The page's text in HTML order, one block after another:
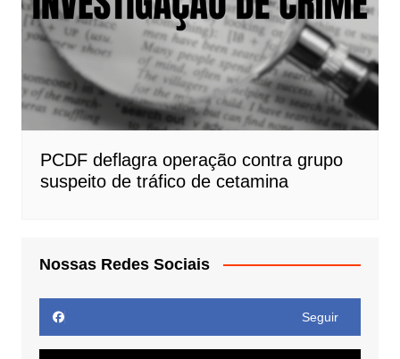
PCDF deflagra operação contra grupo
suspeito de tráfico de cetamina
Nossas Redes Sociais
Seguir